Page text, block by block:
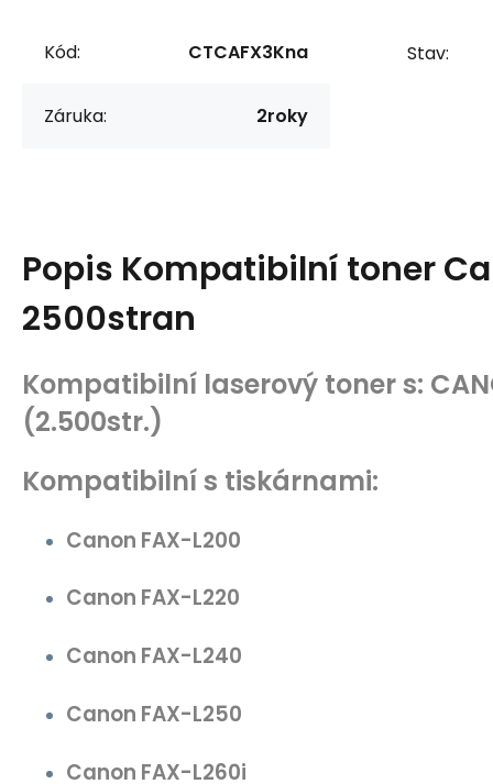
Kód: CTCAFX3Kna
Záruka: 2roky
Stav:
Popis Kompatibilní toner
2500stran
Kompatibilní laserový toner s:
(2.500str.)
Kompatibilní s tiskárnami:
Canon FAX-L200
Canon FAX-L220
Canon FAX-L240
Canon FAX-L250
Canon FAX-L260i